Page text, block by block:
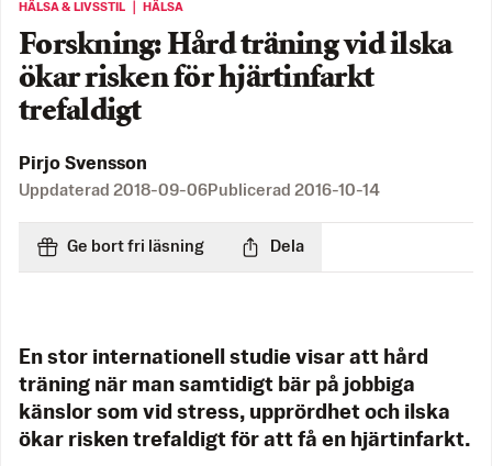
HÄLSA & LIVSSTIL ｜ HÄLSA
Forskning: Hård träning vid ilska
ökar risken för hjärtinfarkt
trefaldigt
Pirjo Svensson
Uppdaterad 2018-09-06 Publicerad 2016-10-14
Ge bort fri läsning Dela
En stor internationell studie visar att hård
träning när man samtidigt bär på jobbiga
känslor som vid stress, upprördhet och ilska
ökar risken trefaldigt för att få en hjärtinfarkt.